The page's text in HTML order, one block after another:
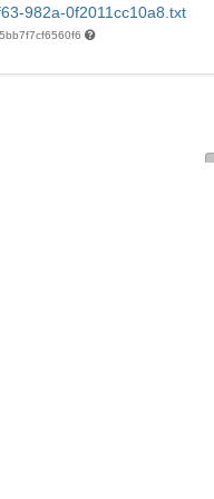
982a-0f2011cc10a8.txt